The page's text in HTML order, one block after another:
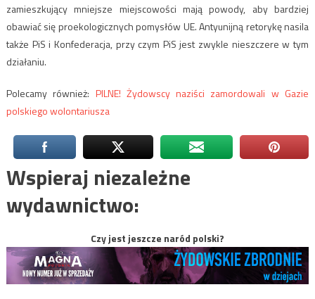
zamieszkujący mniejsze miejscowości mają powody, aby bardziej
obawiać się proekologicznych pomysłów UE. Antyunijną retorykę nasila
także PiS i Konfederacja, przy czym PiS jest zwykle nieszczere w tym
działaniu.
Polecamy również: PILNE! Żydowscy naziści zamordowali w Gazie
polskiego wolontariusza
Wspieraj niezależne
wydawnictwo:
Czy jest jeszcze naród polski?